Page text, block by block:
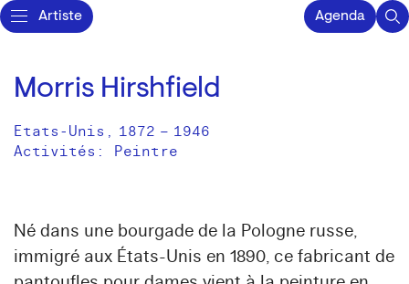
Artiste Agenda
Morris Hirshfield
Etats-Unis , 1872 – 1946
Activités: Peintre
Né dans une bourgade de la Pologne russe,
immigré aux États-Unis en 1890, ce fabricant de